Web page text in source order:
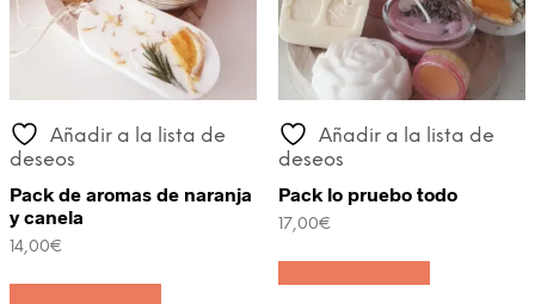
Añadir a la lista de
deseos
Pack de aromas de naranja
y canela
14,00€
Añadir a la lista de
deseos
Pack lo pruebo todo
17,00€